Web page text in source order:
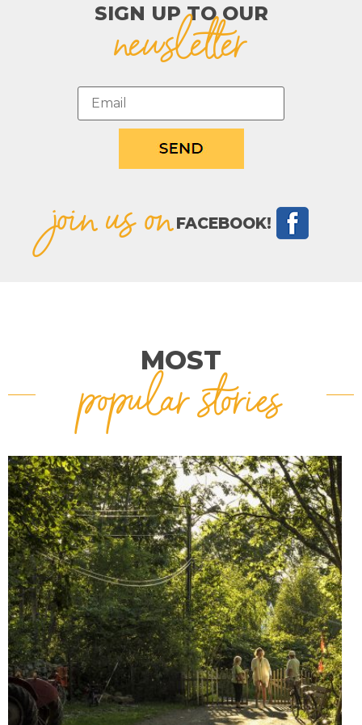
SIGN UP TO OUR​
newsletter
join us on FACEBOOK!
MOST
popular stories